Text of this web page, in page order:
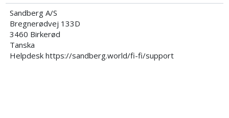
Sandberg A/S
Bregnerødvej 133D
3460 Birkerød
Tanska
Helpdesk https://sandberg.world/fi-fi/support